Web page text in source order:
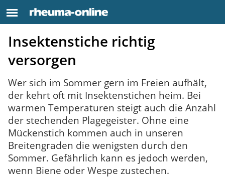
Insektenstiche richtig
versorgen
Wer sich im Sommer gern im Freien aufhält,
der kehrt oft mit Insektenstichen heim. Bei
warmen Temperaturen steigt auch die Anzahl
der stechenden Plagegeister. Ohne eine
Mückenstich kommen auch in unseren
Breitengraden die wenigsten durch den
Sommer. Gefährlich kann es jedoch werden,
wenn Biene oder Wespe zustechen.